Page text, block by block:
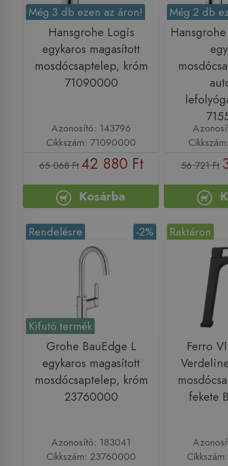
Még 3 db ezen az áron!
Hansgrohe Logis
egykaros magasított
mosdócsaptelep, króm
71090000
Azonosító: 143796
Cikkszám: 71090000
65 068 Ft 42 880 Ft
Kosárba
Még 2 db
56 721 Ft
Kifutó termék
-2%
Rendelésre
Grohe BauEdge L
egykaros magasított
mosdócsaptelep, króm
23760000
Azonosító: 183041
Cikkszám: 23760000
Raktáron
Ferro
fekete